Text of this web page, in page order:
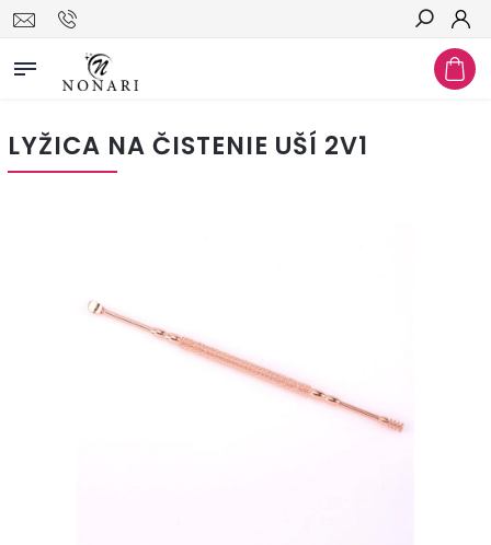
Hľadať
LYŽICA NA ČISTENIE UŠÍ 2V1